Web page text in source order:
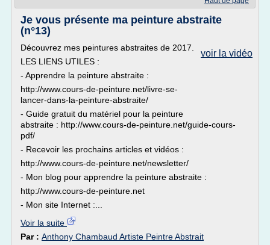
Je vous présente ma peinture abstraite
(n°13)
voir la vidéo
Découvrez mes peintures abstraites de 2017.
LES LIENS UTILES :
- Apprendre la peinture abstraite :
http://www.cours-de-peinture.net/livre-se-
lancer-dans-la-peinture-abstraite/
- Guide gratuit du matériel pour la peinture
abstraite : http://www.cours-de-peinture.net/guide-cours-
pdf/
- Recevoir les prochains articles et vidéos :
http://www.cours-de-peinture.net/newsletter/
- Mon blog pour apprendre la peinture abstraite :
http://www.cours-de-peinture.net
- Mon site Internet :...
Voir la suite
Par : Anthony Chambaud Artiste Peintre Abstrait